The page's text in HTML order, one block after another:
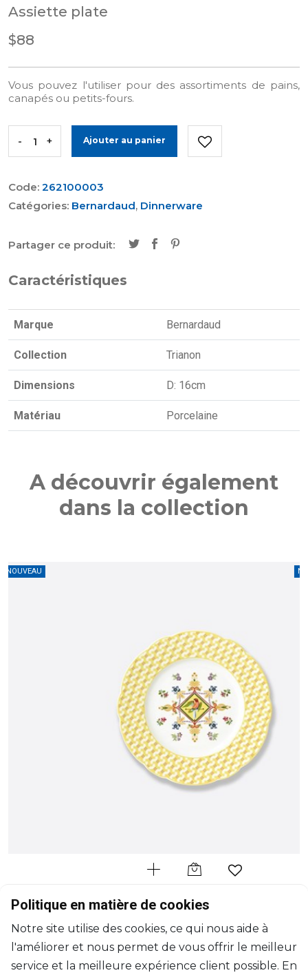
Assiette plate
$88
Vous pouvez l'utiliser pour des assortiments de pains,
canapés ou petits-fours.
- + Ajouter au panier
Code: 262100003
Catégories: Bernardaud, Dinnerware
Partager ce produit:
Caractéristiques
Marque Bernardaud
Collection Trianon
Dimensions D: 16cm
Matériau Porcelaine
A découvrir également
dans la collection
BERNARDAUD
Assiette à dessert
D: 21cm
$111
Politique en matière de cookies
Notre site utilise des cookies, ce qui nous aide à
l'améliorer et nous permet de vous offrir le meilleur
service et la meilleure expérience client possible. En